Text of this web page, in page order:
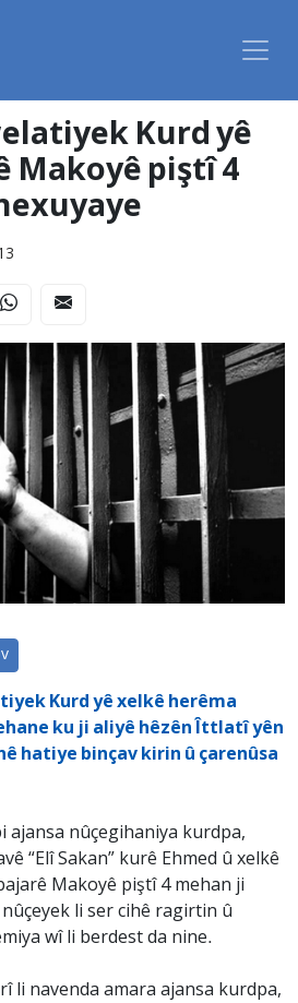
Kurd yê
Makoyê piştî 4
Kurd yê xelkê herêma
ku ji aliyê hêzên Îttlatî yên
hatiye binçav kirin û çarenûsa
ajansa nûçegihaniya kurdpa,
“Elî Sakan” kurê Ehmed û xelkê
Makoyê piştî 4 mehan ji
li ser cihê ragirtin û
wî li berdest da nine.
li navenda amara ajansa kurdpa,